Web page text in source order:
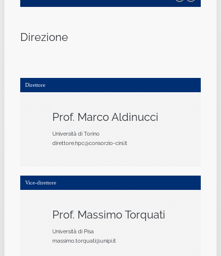
Direzione
Direttore
Prof. Marco Aldinucci
Università di Torino
direttore.hpc@consorzio-cini.it
Vice-direttore
Prof. Massimo Torquati
Università di Pisa
massimo.torquati@unipi.it